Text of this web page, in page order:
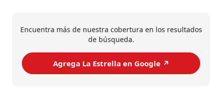
Encuentra más de nuestra cobertura en los resultados
de búsqueda.
Agrega La Estrella en Google ↗️